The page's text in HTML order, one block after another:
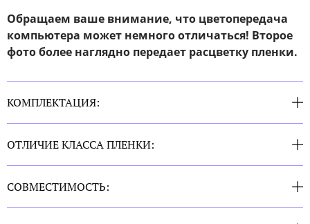
Обращаем ваше внимание, что цветопередача
компьютера может немного отличаться! Второе
фото более наглядно передает расцветку пленки.
КОМПЛЕКТАЦИЯ:
ОТЛИЧИЕ КЛАССА ПЛЕНКИ:
СОВМЕСТИМОСТЬ: